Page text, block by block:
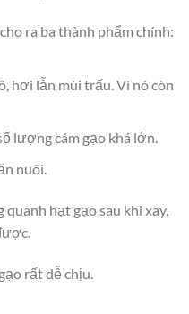
ra ba thành phẩm chính:
hơi lẫn mùi trấu. Vì nó còn
lượng cám gạo khá lớn.
nuôi.
quanh hạt gạo sau khi xay,
rất dễ chịu.